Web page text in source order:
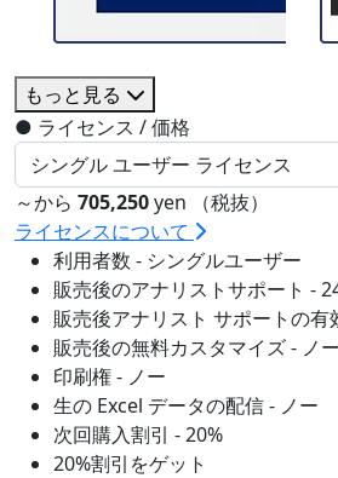
もっと見る
● ライセンス / 価格
～から 705,250yen （税抜）
ライセンスについて
利用者数 - シングルユーザー
販売後のアナリストサポート -
販売後アナリスト サポートの有
販売後の無料カスタマイズ - ノー
印刷権 - ノー
生の Excel データの配信 - ノー
次回購入割引 - 20%
20%割引をゲット